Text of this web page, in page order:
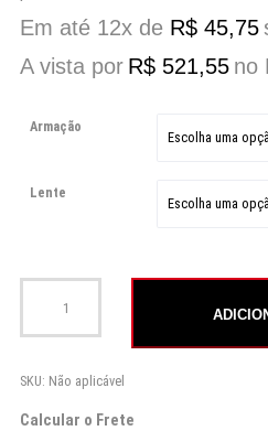
Em até 12x de R$45,75
A vista por R$521,55 no
Armação
Lente
Óculos de Sol de Madeira CXO Embaú
SKU: Não aplicável
Calcular o Frete